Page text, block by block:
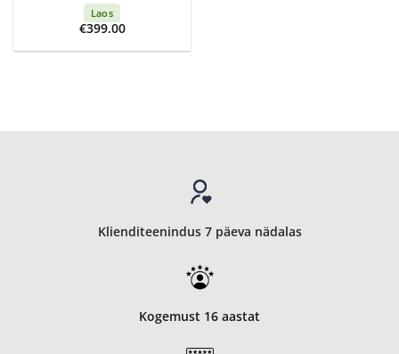
Laos
€399.00
Klienditeenindus 7 päeva nädalas
Kogemust 16 aastat